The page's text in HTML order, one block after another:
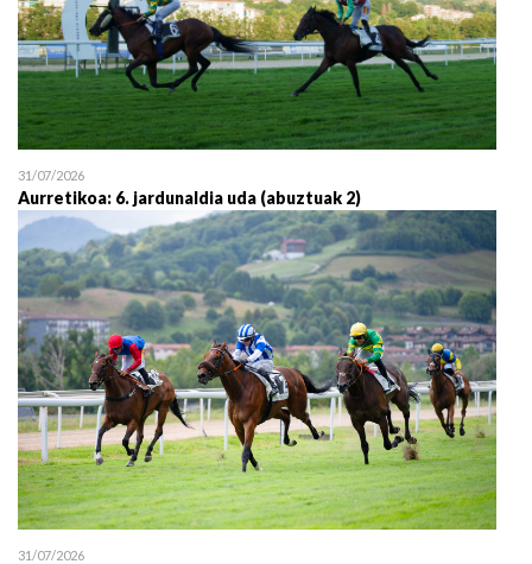
31/07/2026
Aurretikoa: 6. jardunaldia uda (abuztuak 2)
31/07/2026